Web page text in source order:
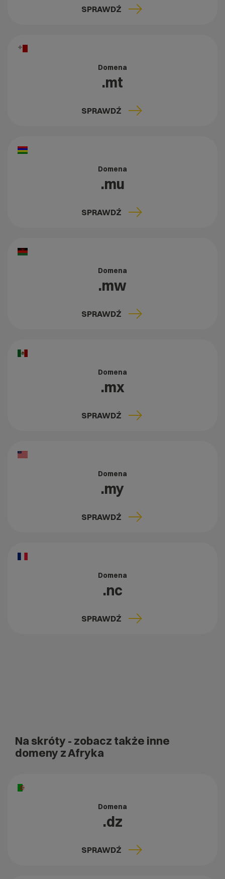
SPRAWDŹ
Domena
.mt
SPRAWDŹ
Domena
.mu
SPRAWDŹ
Domena
.mw
SPRAWDŹ
Domena
.mx
SPRAWDŹ
Domena
.my
SPRAWDŹ
Domena
.nc
SPRAWDŹ
Na skróty - zobacz także inne
domeny z Afryka
Domena
.dz
SPRAWDŹ